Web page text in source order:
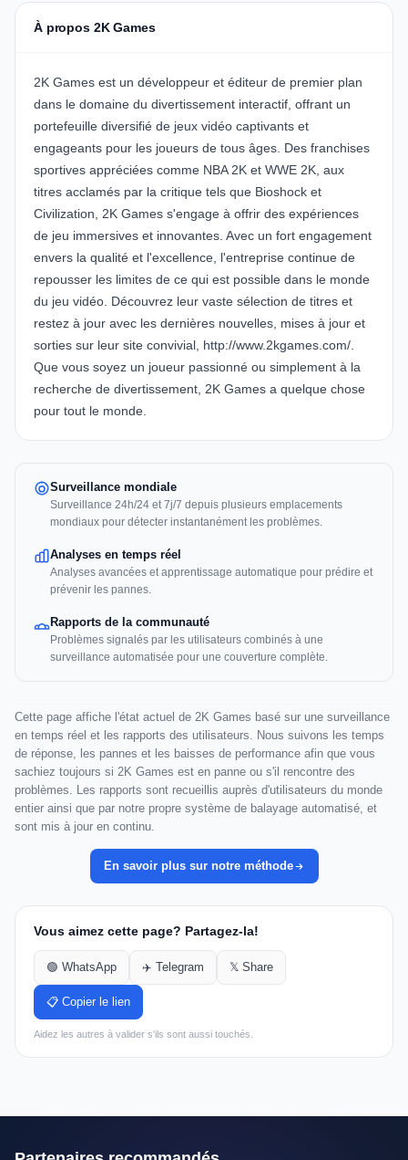
À propos 2K Games
2K Games est un développeur et éditeur de premier plan
dans le domaine du divertissement interactif, offrant un
portefeuille diversifié de jeux vidéo captivants et
engageants pour les joueurs de tous âges. Des franchises
sportives appréciées comme NBA 2K et WWE 2K, aux
titres acclamés par la critique tels que Bioshock et
Civilization, 2K Games s'engage à offrir des expériences
de jeu immersives et innovantes. Avec un fort engagement
envers la qualité et l'excellence, l'entreprise continue de
repousser les limites de ce qui est possible dans le monde
du jeu vidéo. Découvrez leur vaste sélection de titres et
restez à jour avec les dernières nouvelles, mises à jour et
sorties sur leur site convivial, http://www.2kgames.com/.
Que vous soyez un joueur passionné ou simplement à la
recherche de divertissement, 2K Games a quelque chose
pour tout le monde.
Surveillance mondiale
Surveillance 24h/24 et 7j/7 depuis plusieurs emplacements
mondiaux pour détecter instantanément les problèmes.
Analyses en temps réel
Analyses avancées et apprentissage automatique pour prédire et
prévenir les pannes.
Rapports de la communauté
Problèmes signalés par les utilisateurs combinés à une
surveillance automatisée pour une couverture complète.
Cette page affiche l'état actuel de 2K Games basé sur une surveillance
en temps réel et les rapports des utilisateurs. Nous suivons les temps
de réponse, les pannes et les baisses de performance afin que vous
sachiez toujours si 2K Games est en panne ou s'il rencontre des
problèmes. Les rapports sont recueillis auprès d'utilisateurs du monde
entier ainsi que par notre propre système de balayage automatisé, et
sont mis à jour en continu.
En savoir plus sur notre méthode
Vous aimez cette page? Partagez-la!
🟢 WhatsApp ✈️ Telegram 𝕏 Share
📋 Copier le lien
Aidez les autres à valider s'ils sont aussi touchés.